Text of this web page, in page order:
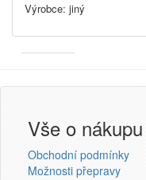
Výrobce: jiný
Přihlášení uživatele
Vše o nákupu
Obchodní podmínky
Možnosti přepravy